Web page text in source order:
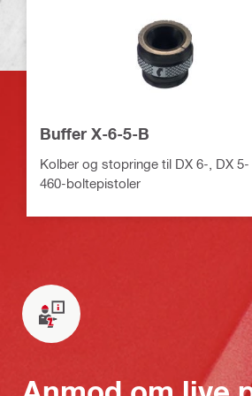
Buffer X-6-5-B
Kolber og stopringe til DX 6-, DX
460-boltepistoler